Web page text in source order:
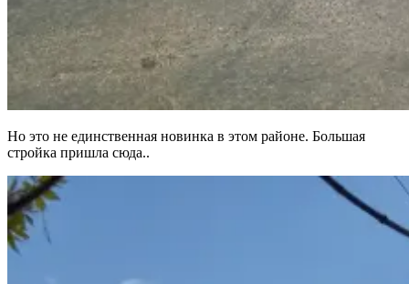
Но это не единственная новинка в этом районе. Большая
стройка пришла сюда..